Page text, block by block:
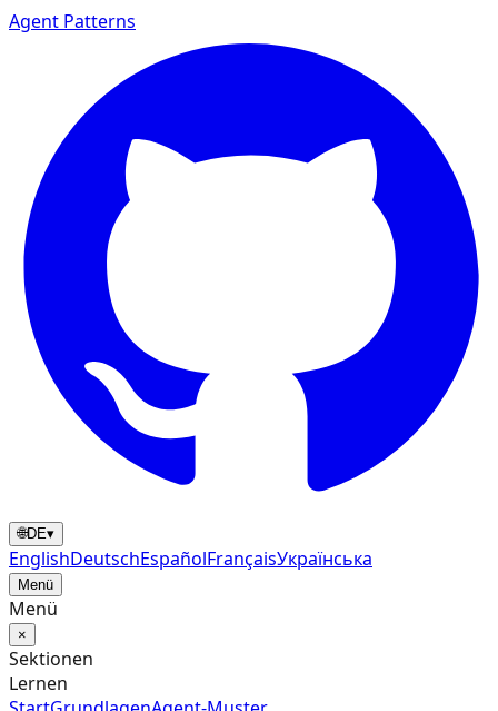
Agent Patterns
🌐DE▾
EnglishDeutschEspañolFrançaisУкраїнська
Menü
Menü
×
Sektionen
Lernen